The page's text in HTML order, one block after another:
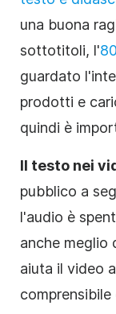
una buona
sottotitoli, l'
guardato
prodotti e
quindi è
Il testo nei
pubblico a
l'audio è
anche meglio
aiuta il video
comprensibile